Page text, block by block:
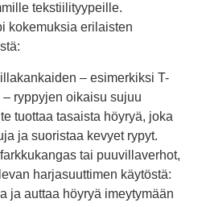
tekstiilityypeille.
kokemuksia erilaisten
– esimerkiksi T-
ryppyjen oikaisu sujuu
tuottaa tasaista höyryä, joka
ja suoristaa kevyet rypyt.
tai puuvillaverhot,
harjasuuttimen käytöstä:
ja auttaa höyryä imeytymään